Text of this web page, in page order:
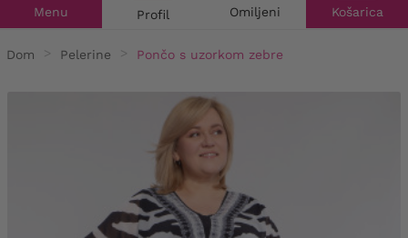
Menu Profil Omiljeni Košarica
Dom Pelerine Pončo s uzorkom zebre